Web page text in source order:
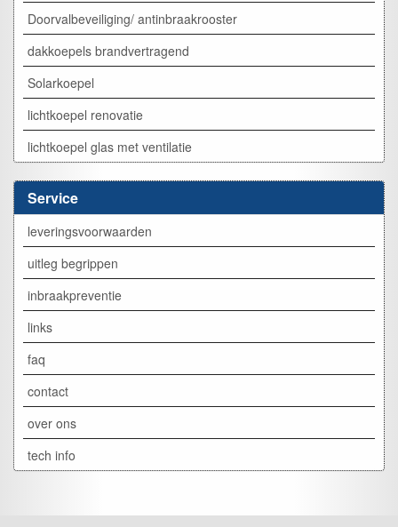
Doorvalbeveiliging/ antinbraakrooster
dakkoepels brandvertragend
Solarkoepel
lichtkoepel renovatie
lichtkoepel glas met ventilatie
Service
leveringsvoorwaarden
uitleg begrippen
inbraakpreventie
links
faq
contact
over ons
tech info